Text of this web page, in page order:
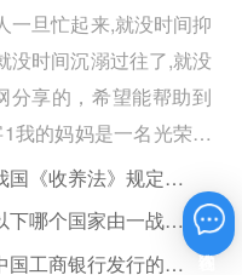
一旦忙起来,就没时间抑
没时间沉溺过往了,就没
分享的，希望能帮助到
我的妈妈是一名光荣的
我国《收养法》规定，收养子女的公民必须年满：
以下哪个国家由一战前的债务国变为战后债权国？
中国工商银行发行的信用卡是：